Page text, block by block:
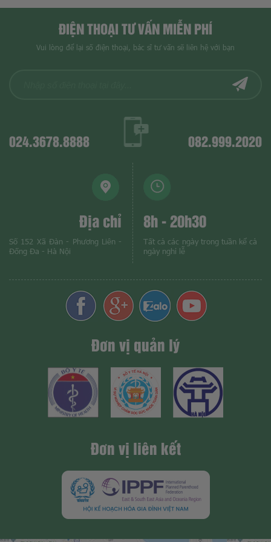
ĐIỆN THOẠI TƯ VẤN MIỄN PHÍ
Vui lòng để lại số điện thoại, bác sĩ tư vấn sẽ liên hệ với bạn
024.3678.8888 082.999.2020
Địa chỉ
Số 152 Xã Đàn - Phương Liên -
Đống Đa - Hà Nội
8h - 20h30
Tất cả các ngày trong tuần kể cả
ngày nghỉ lễ
Đơn vị quản lý
Đơn vị liên kết